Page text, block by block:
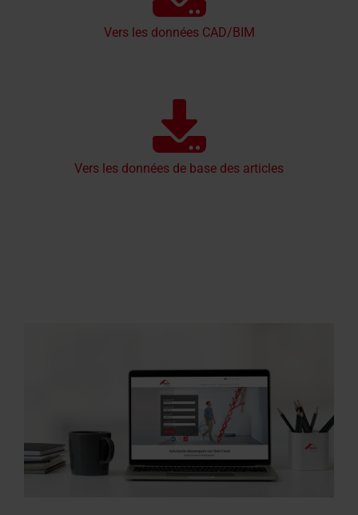
Vers les données CAD/BIM
Vers les données de base des articles